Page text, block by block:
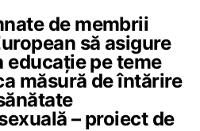
de membrii
să asigure
educație pe teme
măsură de întărire
– proiect de